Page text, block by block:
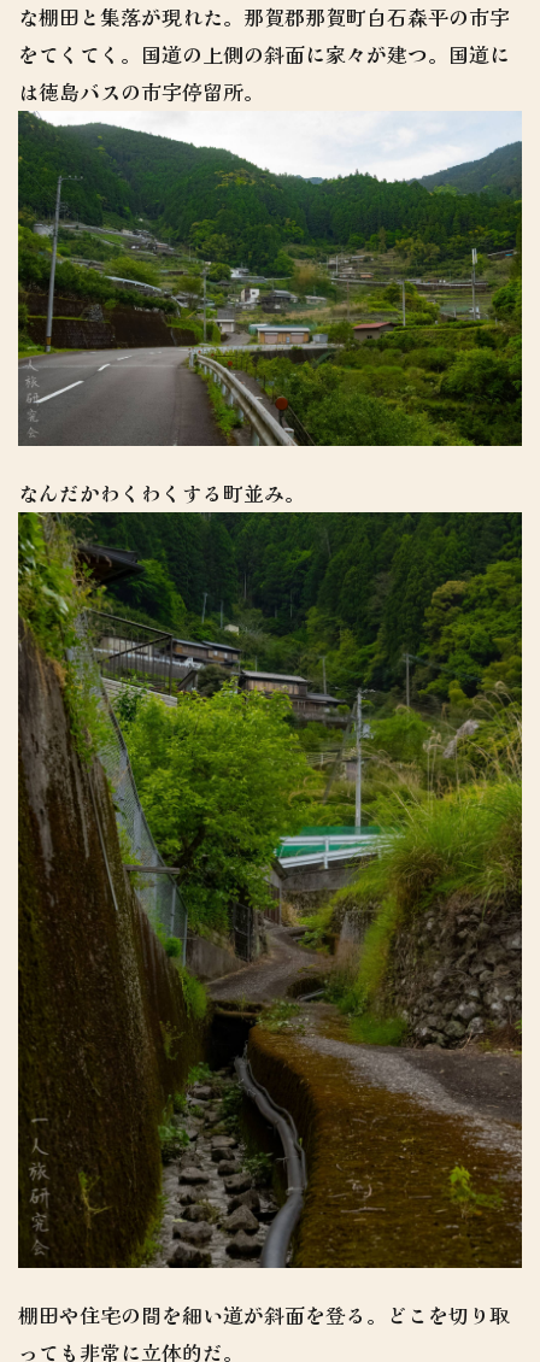
な棚田と集落が現れた。那賀郡那賀町白石森平の市宇
をてくてく。国道の上側の斜面に家々が建つ。国道に
は徳島バスの市宇停留所。
なんだかわくわくする町並み。
棚田や住宅の間を細い道が斜面を登る。どこを切り取
っても非常に立体的だ。